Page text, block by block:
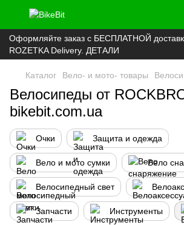
Оформляйте заказ с БЕСПЛАТНОЙ
ROZETKA Delivery. ДЕТАЛИ
Каталог Вело- и мото- товары
Велосипеды от
bikebit.com.ua
Очки Защита и одежда
Вело и мото сумки Вело
Велосипедный свет
Запчасти Инструменты